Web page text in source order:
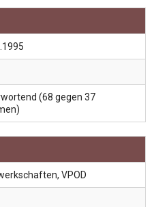
(68 gegen 37
VPOD